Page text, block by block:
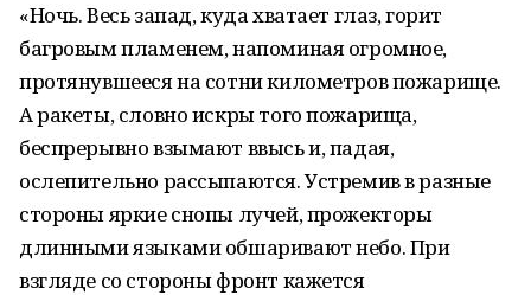
«Ночь. Весь запад, куда хватает глаз, горит
багровым пламенем, напоминая огромное,
протянувшееся на сотни километров пожарище.
А ракеты, словно искры того пожарища,
беспрерывно взымают ввысь и, падая,
ослепительно рассыпаются. Устремив в разные
стороны яркие снопы лучей, прожекторы
длинными языками обшаривают небо. При
взгляде со стороны фронт кажется